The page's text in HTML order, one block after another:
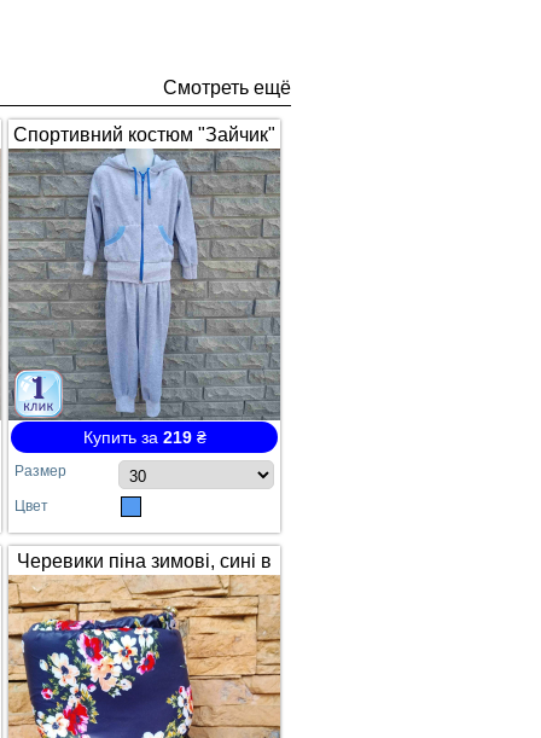
Смотреть ещё
Спортивний костюм "Зайчик"
з вушками, сірий з синім 1672
(арт.326)
Купить за 219₴
Размер
Цвет
Черевики піна зимові, сині в
квітах